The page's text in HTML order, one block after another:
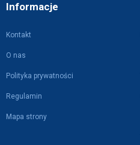
Informacje
Kontakt
O nas
Polityka prywatności
Regulamin
Mapa strony